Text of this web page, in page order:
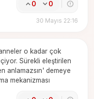
0 0
30 Mayıs 22:16
o kadar çok
Sürekli eleştirilen
anlamazsın' demeye
mekanizması